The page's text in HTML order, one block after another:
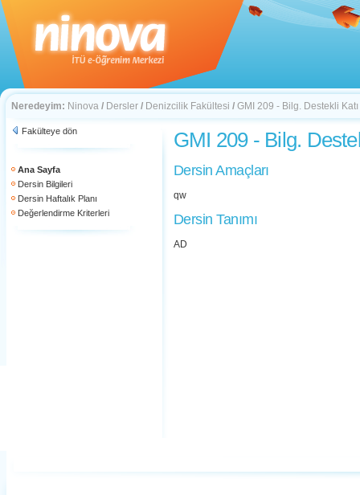
Neredeyim: Ninova / Dersler / Denizcilik Fakültesi / GMI 209 - Bilg. Destekli
Fakülteye dön
Ana Sayfa
Dersin Bilgileri
Dersin Haftalık Planı
Değerlendirme Kriterleri
GMI 209 - Bilg.
Dersin Amaçları
qw
Dersin Tanımı
AD